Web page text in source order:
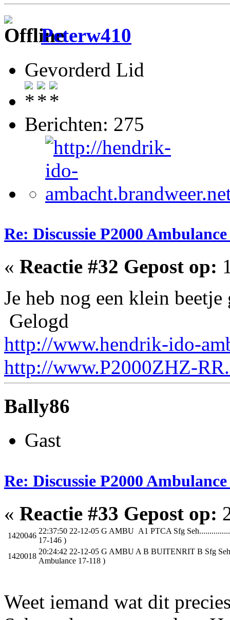
Peterw410
Gevorderd Lid
Berichten: 275
Re: Discussie P2000
« Reactie #32 Gepost op:
Je heb nog een klein
Gelogd
http://www.hendrik-ido-
http://www.P2000ZHZ-
Bally86
Gast
Re: Discussie P2000
« Reactie #33 Gepost op:
1420046
22:37:50 22-12-05 G AMBU A1 PTCA Sfg
17-146 )
1420018
20:24:42 22-12-05 G AMBU A B BUITENRIT B Sfg
Ambulance 17-118 )
Weet iemand wat dit